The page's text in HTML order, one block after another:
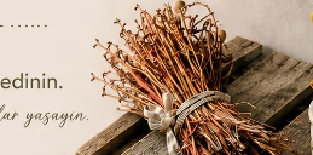
İS SİYAH
Ölçü
100cc